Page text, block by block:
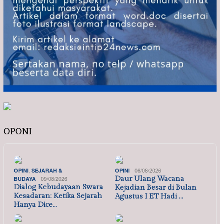
OPONI
OPINI SEJARAH &
BUDAYA
09/08/2026
Dialog Kebudayaan Swara
Kesadaran: Ketika Sejarah
Hanya Dice…
OPINI 06/08/2026
Daur Ulang Wacana
Kejadian Besar di Bulan
Agustus I ET Hadi …